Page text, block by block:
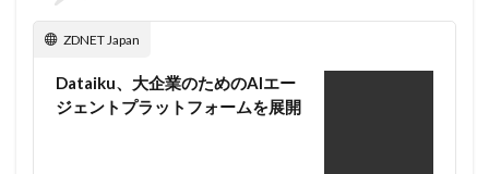
ZDNET Japan
Dataiku、大企業のためのAIエー
ジェントプラットフォームを展開